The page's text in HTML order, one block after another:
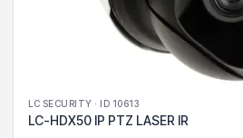
LC SECURITY · ID 10613
LC-HDX50 IP PTZ LASER IR